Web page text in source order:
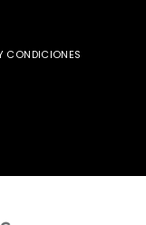
CONDICIONES